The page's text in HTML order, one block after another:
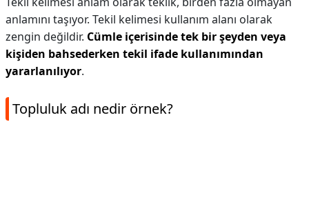
anlamını taşıyor. Tekil kelimesi kullanım alanı olarak
zengin değildir. Cümle içerisinde tek bir şeyden veya
kişiden bahsederken tekil ifade kullanımından
yararlanılıyor.
Topluluk adı nedir örnek?